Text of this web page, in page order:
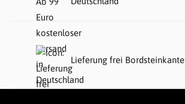
Lieferung frei Bordsteinkante